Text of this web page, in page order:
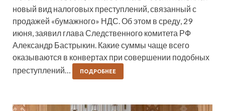
новый вид налоговых преступлений, связанный с
продажей «бумажного» НДС. Об этом в среду, 29
июня, заявил глава Следственного комитета РФ
Александр Бастрыкин. Какие суммы чаще всего
оказываются в конвертах при совершении подобных
преступлений…
ПОДРОБНЕЕ